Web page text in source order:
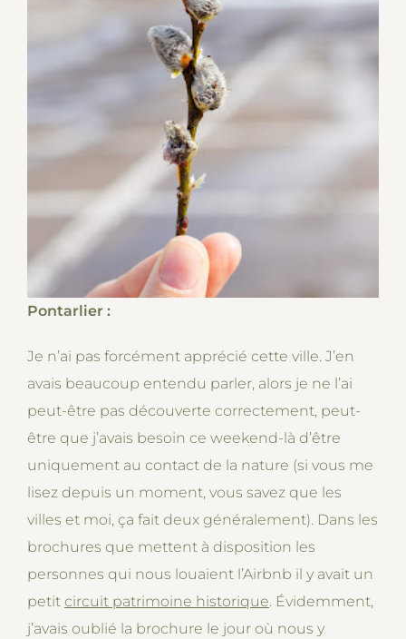
Pontarlier :
Je n’ai pas forcément apprécié cette ville. J’en
avais beaucoup entendu parler, alors je ne l’ai
peut-être pas découverte correctement, peut-
être que j’avais besoin ce weekend-là d’être
uniquement au contact de la nature (si vous me
lisez depuis un moment, vous savez que les
villes et moi, ça fait deux généralement). Dans les
brochures que mettent à disposition les
personnes qui nous louaient l’Airbnb il y avait un
petit circuit patrimoine historique. Évidemment,
j’avais oublié la brochure le jour où nous y